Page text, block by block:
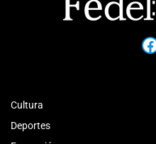
Cultura
Deportes